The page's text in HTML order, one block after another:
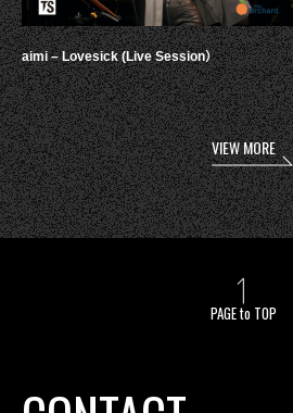
aimi – Lovesick (Live Session）
VIEW MORE
PAGE to TOP